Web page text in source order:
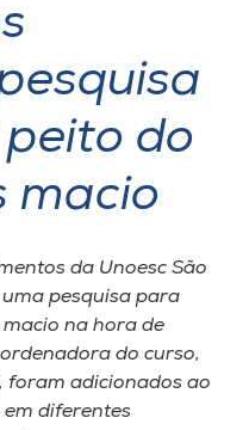
do
macio
da Unoesc São
pesquisa para
na hora de
do curso,
foram adicionados ao
diferentes